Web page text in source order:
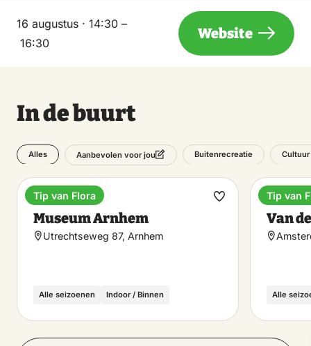
16 augustus · 14:30 –
16:30
Website
In de buurt
Alles Aanbevolen voor jou Buitenrecreatie Cultuur
Museum
Museum Arnhem
Utrechtseweg 87, Arnhem
Alle seizoenen Indoor / Binnen
Tip van Flora
Maak
Hotel
Van
Alle
Tip van